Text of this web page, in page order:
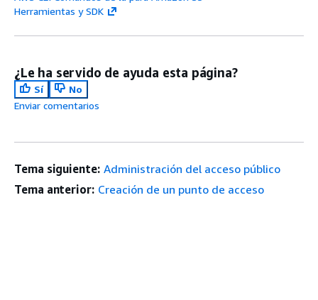
Herramientas y SDK
¿Le ha servido de ayuda esta página?
Sí
No
Enviar comentarios
Tema siguiente: Administración del acceso público
Tema anterior: Creación de un punto de acceso